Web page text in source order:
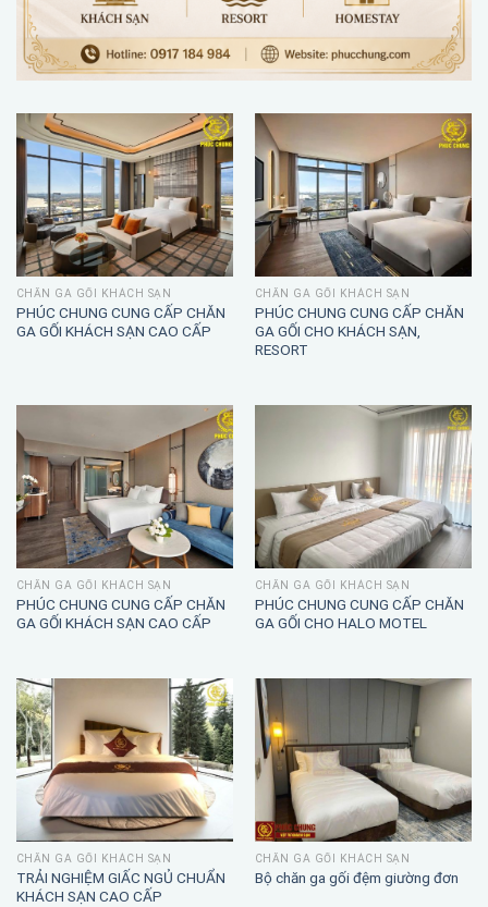
CHĂN GA GỐI KHÁCH SẠN
PHÚC CHUNG CUNG CẤP CHĂN
GA GỐI KHÁCH SẠN CAO CẤP
CHĂN GA GỐI KHÁCH SẠN
PHÚC CHUNG CUNG CẤP CHĂN
GA GỐI CHO KHÁCH SẠN,
RESORT
CHĂN GA GỐI KHÁCH SẠN
PHÚC CHUNG CUNG CẤP CHĂN
GA GỐI KHÁCH SẠN CAO CẤP
CHĂN GA GỐI KHÁCH SẠN
PHÚC CHUNG CUNG CẤP CHĂN
GA GỐI CHO HALO MOTEL
CHĂN GA GỐI KHÁCH SẠN
TRẢI NGHIỆM GIẤC NGỦ CHUẨN
KHÁCH SẠN CAO CẤP
CHĂN GA GỐI KHÁCH SẠN
Bộ chăn ga gối đệm giường đơn